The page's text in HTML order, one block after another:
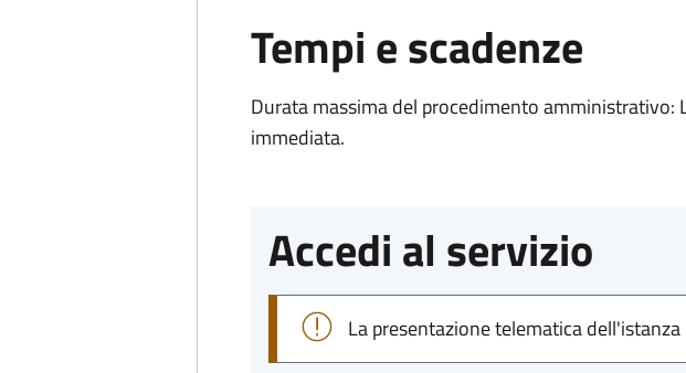
Tempi e scadenze
Durata massima del procedimento amministrativo:
immediata.
Accedi al servizio
La presentazione telematica